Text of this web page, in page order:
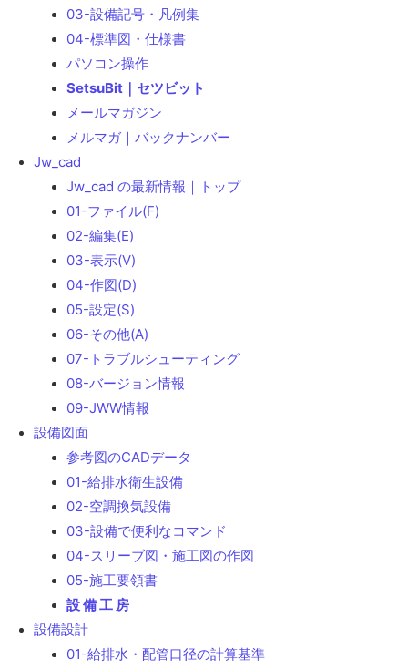
03-設備記号・凡例集
04-標準図・仕様書
パソコン操作
SetsuBit｜セツビット
メールマガジン
メルマガ｜バックナンバー
Jw_cad
Jw_cad の最新情報｜トップ
01-ファイル(F)
02-編集(E)
03-表示(V)
04-作図(D)
05-設定(S)
06-その他(A)
07-トラブルシューティング
08-バージョン情報
09-JWW情報
設備図面
参考図のCADデータ
01-給排水衛生設備
02-空調換気設備
03-設備で便利なコマンド
04-スリーブ図・施工図の作図
05-施工要領書
設 備 工 房
設備設計
01-給排水・配管口径の計算基準